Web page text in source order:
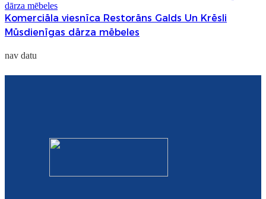
Komerciāla viesnīca Restorāns Galds Un Krēsli
Mūsdienīgas dārza mēbeles
nav datu